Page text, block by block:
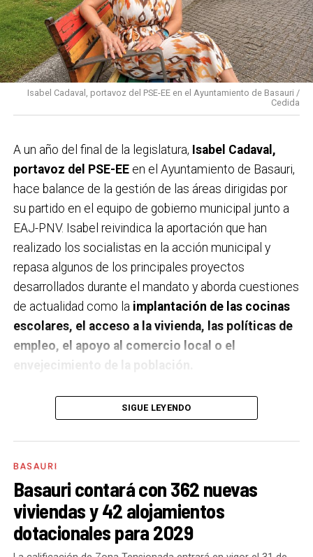
Isabel Cadaval, portavoz del PSE-EE en el Ayuntamiento de Basauri /
Cedida
A un año del final de la legislatura, Isabel Cadaval,
portavoz del PSE-EEen el Ayuntamiento de Basauri,
hace balance de la gestión de las áreas dirigidas por
su partido en el equipo de gobierno municipal junto a
EAJ-PNV. Isabel reivindica la aportación que han
realizado los socialistas en la acción municipal y
repasa algunos de los principales proyectos
desarrollados durante el mandato y aborda cuestiones
de actualidad como la implantación de las cocinas
escolares, el acceso a la vivienda, las políticas de
empleo, el apoyo al comercio local o el
envejecimiento de la población.
A un año de acabar la legislatura, ¿qué balance
haces de la gestión del PSE en tus áreas dentro
del equipo de gobierno y qué proyectos
los gobiernos sirve para transformar y mejorar la vida
de las personas y, por eso, tan importante como la
gestión en las áreas de nuestra responsabilidad es la
SIGUE LEYENDO
BASAURI
Basauri contará con 362 nuevas
viviendas y 42 alojamientos
dotacionales para 2029